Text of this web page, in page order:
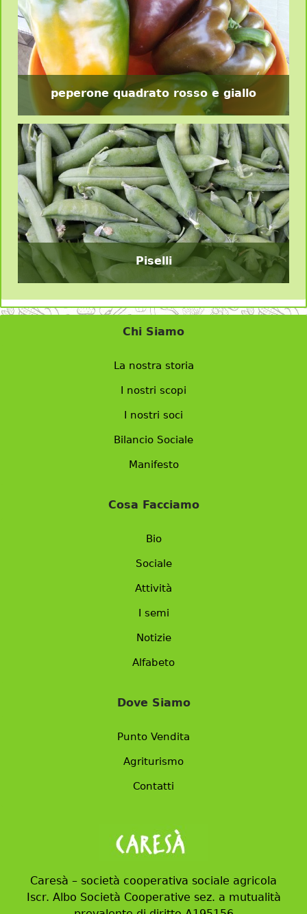
peperone quadrato rosso e giallo
Piselli
Chi Siamo
La nostra storia
I nostri scopi
I nostri soci
Bilancio Sociale
Manifesto
Cosa Facciamo
Bio
Sociale
Attività
I semi
Notizie
Alfabeto
Dove Siamo
Punto Vendita
Agriturismo
Contatti
Caresà – società cooperativa sociale agricola
Iscr. Albo Società Cooperative sez. a mutualità